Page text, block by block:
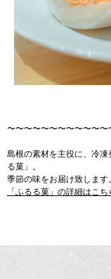
〜〜〜〜〜〜〜〜〜〜〜
島根の素材を主役に、冷
る菓」。
季節の味をお届け致します。
「ふるる菓」の詳細はこち